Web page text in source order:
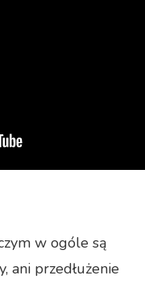
w ogóle są
ani przedłużenie